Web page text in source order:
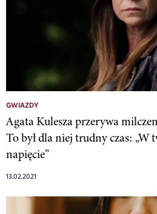
GWIAZDY
Agata Kulesza przerywa
To był dla niej trudny czas: „W
napięcie”
13.02.2021